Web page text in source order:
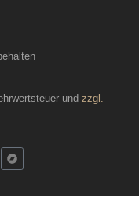
und zzgl.